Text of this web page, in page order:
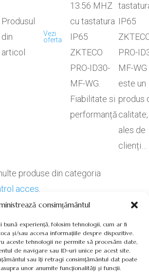
consimțământul
bună experiență, folosim tehnologii, cum ar fi
și/sau accesa informațiile despre dispozitive.
aceste tehnologii ne permite să procesăm date,
de navigare sau ID-uri unice pe acest site.
sau îți retragi consimțământul dat poate
unor anumite funcționalități și funcții.
Produsul
din
articol
Vezi
oferta
13.56 MHZ
cu tastatura
IP65
ZKTECO
PRO-ID30-
MF-WG.
Fiabilitate si
performanță
IP65
PRO-
MF-WG
este un
produs
calitate,
ales de
clienți…
produse din categoria
acces
& Protecția Datelor (GDPR)